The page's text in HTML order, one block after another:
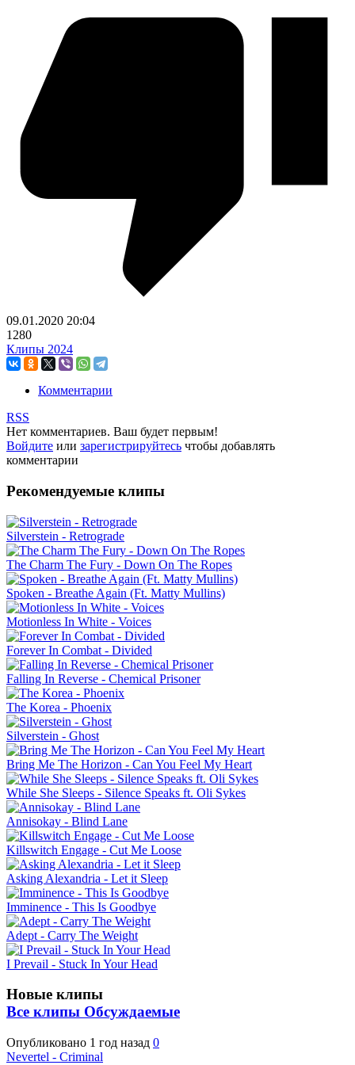
09.01.2020 20:04
1280
Клипы 2024
Комментарии
RSS
Нет комментариев. Ваш будет первым!
Войдите или зарегистрируйтесь чтобы добавлять
комментарии
Рекомендуемые клипы
Silverstein - Retrograde
The Charm The Fury - Down On The Ropes
Spoken - Breathe Again (Ft. Matty Mullins)
Motionless In White - Voices
Forever In Combat - Divided
Falling In Reverse - Chemical Prisoner
The Korea - Phoenix
Silverstein - Ghost
Bring Me The Horizon - Can You Feel My Heart
While She Sleeps - Silence Speaks ft. Oli Sykes
Annisokay - Blind Lane
Killswitch Engage - Cut Me Loose
Asking Alexandria - Let it Sleep
Imminence - This Is Goodbye
Adept - Carry The Weight
I Prevail - Stuck In Your Head
Новые клипы
Все клипы Обсуждаемые
Опубликовано 1 год назад 0
Nevertel - Criminal